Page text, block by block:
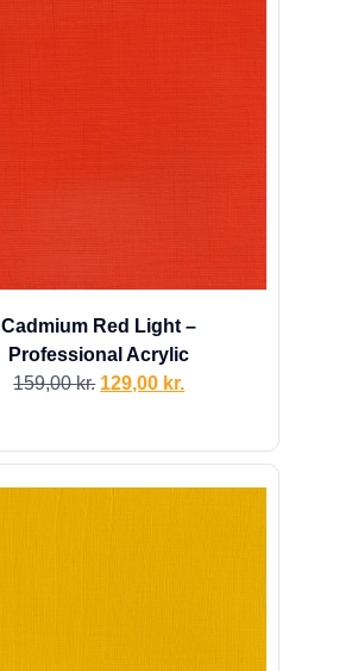
Cadmium Red Light –
Professional Acrylic
159,00kr. 129,00 kr.